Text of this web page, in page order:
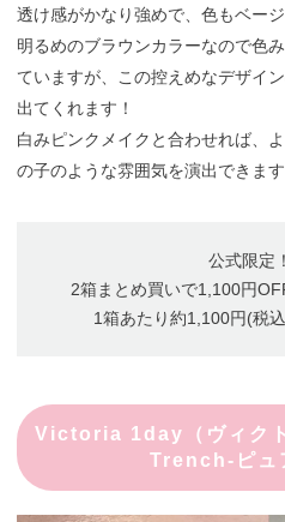
透け感がかなり強めで、色もベー
明るめのブラウンカラーなので色
ていますが、この控えめなデザイ
出てくれます！
白みピンクメイクと合わせれば、
の子のような雰囲気を演出できま
公式限定！
2箱まとめ買いで1,100円
1箱あたり約1,100円(税
Victoria 1day（ヴィク
Trench-ピュ